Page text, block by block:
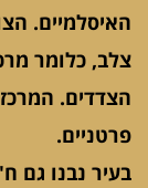
האיסלמיים.
הצדדים.
פרטניים.
בעיר נבנו גם